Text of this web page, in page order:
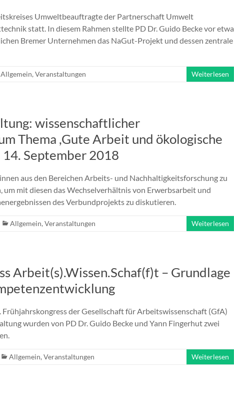
Umweltbeauftragte der Partnerschaft Umwelt
statt. In diesem Rahmen stellte PD Dr. Guido Becke vor etwa
Bremer Unternehmen das NaGut-Projekt und dessen zentrale
Allgemein, Veranstaltungen Weiterlesen
wissenschaftlicher
Thema ,Gute Arbeit und ökologische
14. September 2018
aus den Bereichen Arbeits- und Nachhaltigkeitsforschung zu
mit diesen das Wechselverhältnis von Erwerbsarbeit und
des Verbundprojekts zu diskutieren.
Allgemein, Veranstaltungen Weiterlesen
Arbeit(s).Wissen.Schaf(f)t – Grundlage
Frühjahrskongress der Gesellschaft für Arbeitswissenschaft (GfA)
wurden von PD Dr. Guido Becke und Yann Fingerhut zwei
Allgemein, Veranstaltungen Weiterlesen